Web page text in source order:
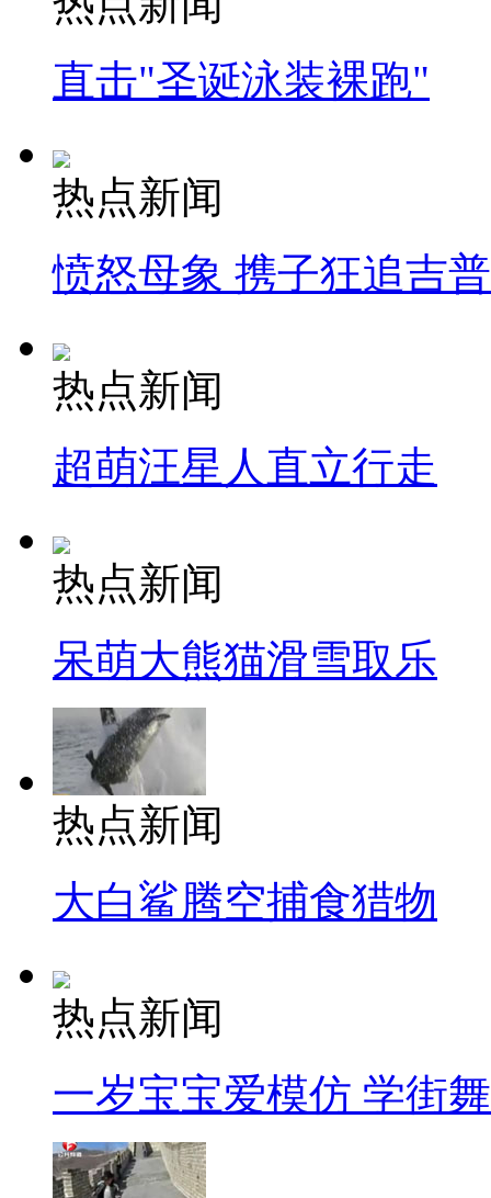
直击"圣诞泳装裸跑"
热点新闻
愤怒母象 携子狂追吉
热点新闻
超萌汪星人直立行走
热点新闻
呆萌大熊猫滑雪取乐
热点新闻
大白鲨腾空捕食猎物
热点新闻
一岁宝宝爱模仿 学街